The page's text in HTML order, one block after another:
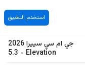
استخدم التطبيق
جي ام سي سييرا2026
Elevation
-
5.3